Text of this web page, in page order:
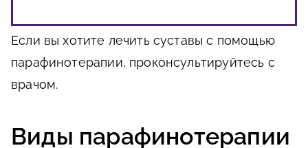
Если вы хотите лечить суставы с помощью
парафинотерапии, проконсультируйтесь с
врачом.
Виды парафинотерапии